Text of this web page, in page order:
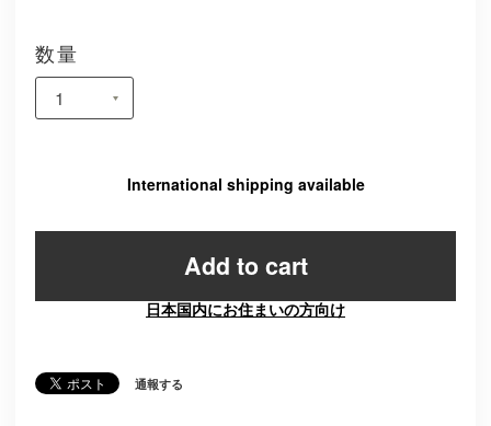
数量
International shipping available
Add to cart
日本国内にお住まいの方向け
通報する